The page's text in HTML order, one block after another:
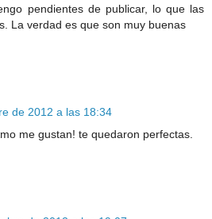
pendientes de publicar, lo que las
La verdad es que son muy buenas
de 2012 a las 18:34
me gustan! te quedaron perfectas.